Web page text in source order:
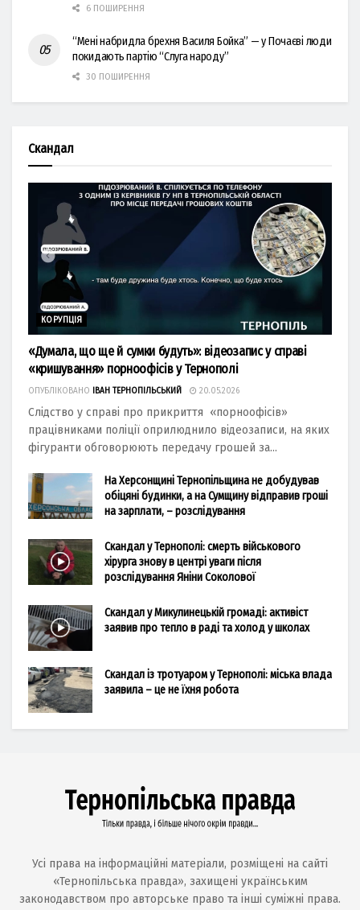
6 ПОШИРЕННЯ
“Мені набридла брехня Василя Бойка” — у Почаєві люди
покидають партію “Слуга народу”
30 ПОШИРЕННЯ
Скандал
КОРУПЦІЯ
«Думала, що ще й сумки будуть»: відеозапис у справі
«кришування» порноофісів у Тернополі
ОПУБЛІКОВАНО ІВАН ТЕРНОПІЛЬСЬКИЙ 20.05.2026
Слідство у справі про прикриття «порноофісів»
працівниками поліції оприлюднило відеозаписи, на яких
фігуранти обговорюють передачу грошей за...
На Херсонщині Тернопільщина не добудував
обіцяні будинки, а на Сумщину відправив гроші
на зарплати, – розслідування
Скандал у Тернополі: смерть військового
хірурга знову в центрі уваги після
розслідування Яніни Соколової
Скандал у Микулинецькій громаді: активіст
заявив про тепло в раді та холод у школах
Скандал із тротуаром у Тернополі: міська влада
заявила – це не їхня робота
Усі права на інформаційні матеріали, розміщені на сайті
«Тернопільська правда», захищені українським
законодавством про авторське право та інші суміжні права.